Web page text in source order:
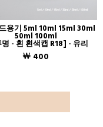
용기 5ml 10ml 15ml 30ml
50ml 100ml
- 흰 흰색캡 R18] - 유리
￦ 400